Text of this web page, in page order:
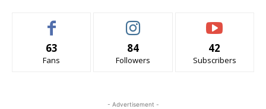
63
Fans
84
Followers
42
Subscribers
- Advertisement -